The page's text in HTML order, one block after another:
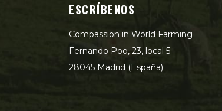
ESCRÍBENOS
Compassion in World Farming
Fernando Poo, 23, local 5
28045 Madrid (España)